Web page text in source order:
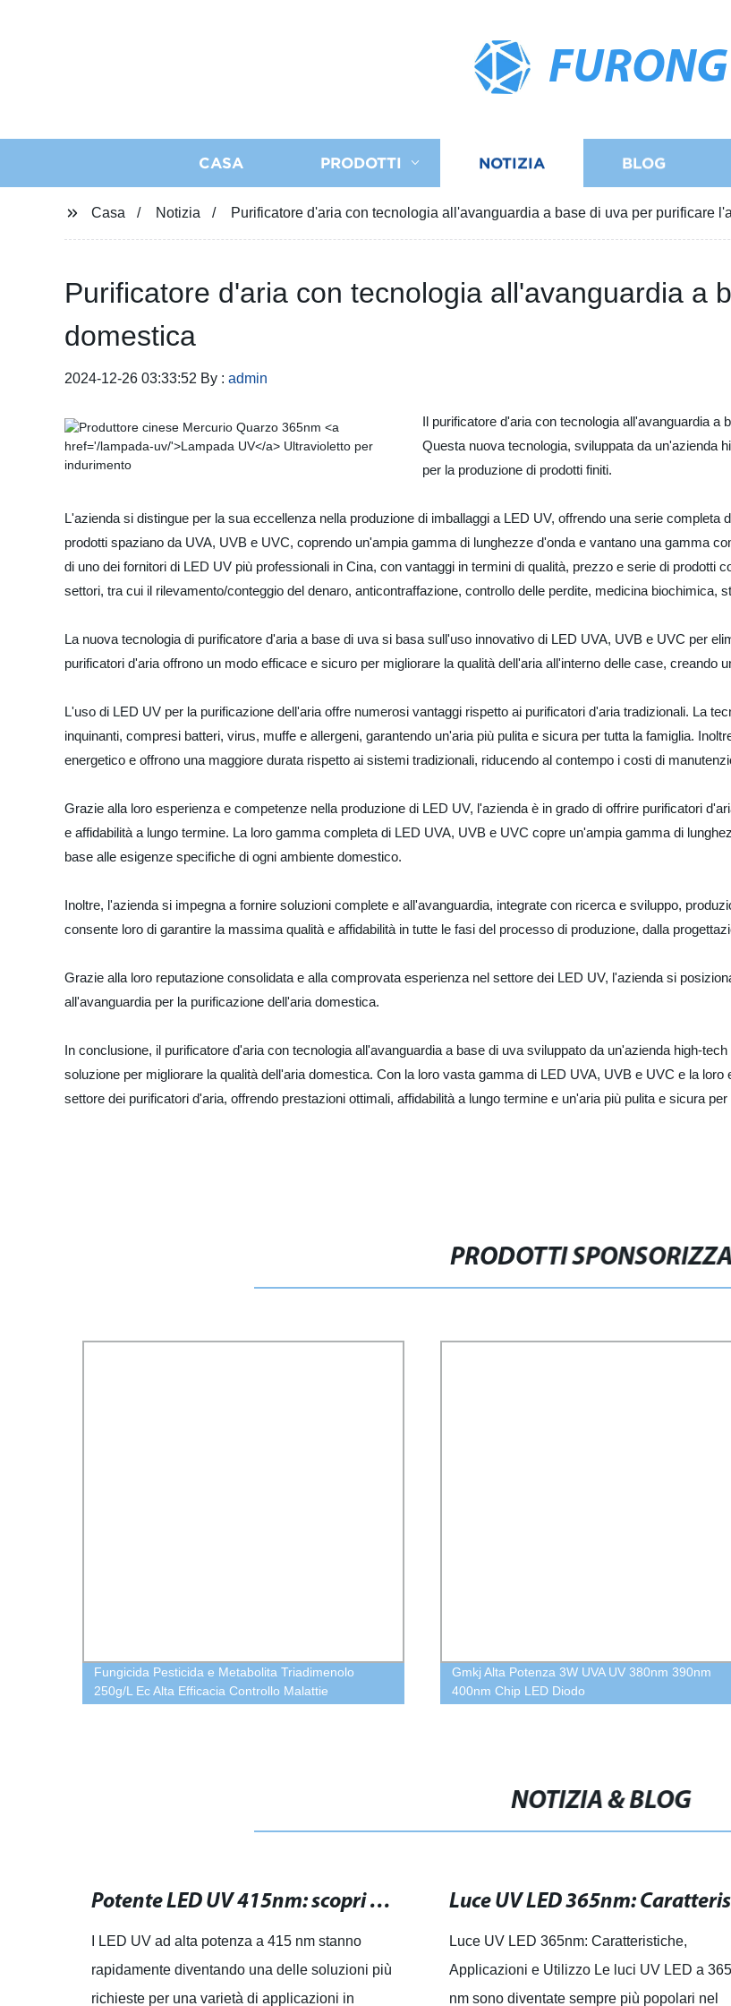
FURONG
CASA PRODOTTI NOTIZIA BLOG
Casa Notizia Purificatore d'aria con tecnologia all'avanguardia a base di uva per purificare
Purificatore d'aria con tecnologia all'avanguardia a
domestica
2024-12-26 03:33:52 By : admin
Il purificatore d'aria con tecnologia all'avanguardia a
Questa nuova tecnologia, sviluppata da un'azienda
per la produzione di prodotti finiti.
L'azienda si distingue per la sua eccellenza nella produzione di imballaggi a LED UV, offrendo una serie
prodotti spaziano da UVA, UVB e UVC, coprendo un'ampia gamma di lunghezze d'onda e vantano una gamma
di uno dei fornitori di LED UV più professionali in Cina, con vantaggi in termini di qualità, prezzo e serie di prodotti
settori, tra cui il rilevamento/conteggio del denaro, anticontraffazione, controllo delle perdite, medicina biochimica,
La nuova tecnologia di purificatore d'aria a base di uva si basa sull'uso innovativo di LED UVA, UVB e UVC per
purificatori d'aria offrono un modo efficace e sicuro per migliorare la qualità dell'aria all'interno delle case, creando
L'uso di LED UV per la purificazione dell'aria offre numerosi vantaggi rispetto ai purificatori d'aria tradizionali. La
inquinanti, compresi batteri, virus, muffe e allergeni, garantendo un'aria più pulita e sicura per tutta la famiglia.
energetico e offrono una maggiore durata rispetto ai sistemi tradizionali, riducendo al contempo i costi di
Grazie alla loro esperienza e competenze nella produzione di LED UV, l'azienda è in grado di offrire purificatori
e affidabilità a lungo termine. La loro gamma completa di LED UVA, UVB e UVC copre un'ampia gamma di
base alle esigenze specifiche di ogni ambiente domestico.
Inoltre, l'azienda si impegna a fornire soluzioni complete e all'avanguardia, integrate con ricerca e sviluppo,
consente loro di garantire la massima qualità e affidabilità in tutte le fasi del processo di produzione, dalla
Grazie alla loro reputazione consolidata e alla comprovata esperienza nel settore dei LED UV, l'azienda si
all'avanguardia per la purificazione dell'aria domestica.
In conclusione, il purificatore d'aria con tecnologia all'avanguardia a base di uva sviluppato da un'azienda high-
soluzione per migliorare la qualità dell'aria domestica. Con la loro vasta gamma di LED UVA, UVB e UVC e la
settore dei purificatori d'aria, offrendo prestazioni ottimali, affidabilità a lungo termine e un'aria più pulita e sicura
PRODOTTI
Fungicida Pesticida e Metabolita Triadimenolo
250g/L Ec Alta Efficacia Controllo Malattie
Gmkj Alta Potenza 3W UVA UV 380nm 390nm
400nm Chip LED Diodo
NOTIZIA & BLOG
Potente LED UV 415nm: scopri le migliori soluzioni
I LED UV ad alta potenza a 415 nm stanno
rapidamente diventando una delle soluzioni più
richieste per una varietà di applicazioni in
Luce UV LED 365nm: Caratteristiche,
Applicazioni e Utilizzo Le luci UV LED a 365
nm sono diventate sempre più popolari nel